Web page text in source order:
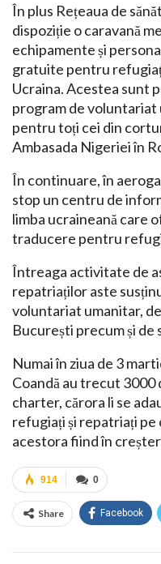
În plus Rețeaua de
dispoziție o caravană
echipamente și
gratuite pentru
Ucraina. Acestea sunt
program de voluntariat
pentru toți cei din
Ambasada Nigeriei în
În continuare, în
stop un centru de
limba ucraineană care
traducere pentru
Întreaga activitate de
repatriaților aste
voluntariat umanitar,
București precum și de
Numai în ziua de 3
Coandă au trecut
charter, cărora li se
refugiați și repatriați pe
acestora fiind în
0
914
Share Facebook